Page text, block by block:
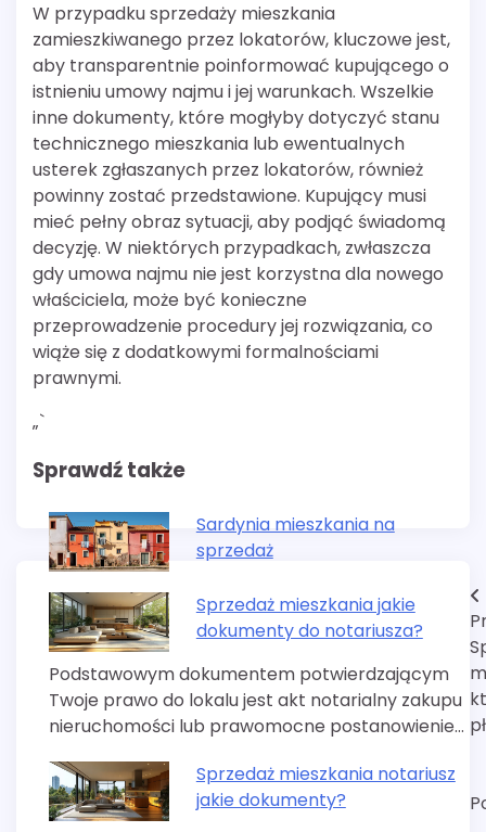
W przypadku sprzedaży mieszkania
zamieszkiwanego przez lokatorów, kluczowe jest,
aby transparentnie poinformować kupującego o
istnieniu umowy najmu i jej warunkach. Wszelkie
inne dokumenty, które mogłyby dotyczyć stanu
technicznego mieszkania lub ewentualnych
usterek zgłaszanych przez lokatorów, również
powinny zostać przedstawione. Kupujący musi
mieć pełny obraz sytuacji, aby podjąć świadomą
decyzję. W niektórych przypadkach, zwłaszcza
gdy umowa najmu nie jest korzystna dla nowego
właściciela, może być konieczne
przeprowadzenie procedury jej rozwiązania, co
wiąże się z dodatkowymi formalnościami
prawnymi.
„`
Sprawdź także
Sardynia mieszkania na
sprzedaż
Sprzedaż mieszkania jakie
dokumenty do notariusza?
Podstawowym dokumentem potwierdzającym
Twoje prawo do lokalu jest akt notarialny zakupu
nieruchomości lub prawomocne postanowienie…
Sprzedaż mieszkania notariusz
jakie dokumenty?
Nawigacja
wpisu